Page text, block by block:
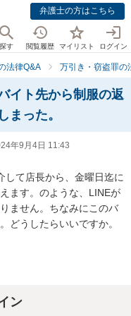
弁護士の方はこちら
探す 閲覧履歴 マイリスト ログイン
法律Q&A 万引き・窃盗罪の
イト先から制服の返
まった。
年9月4日 11:43
して店長から、金曜日迄に
ます。のような、LINEが
ません。ちなみにこのバ
どうしたらいいですか。
ン